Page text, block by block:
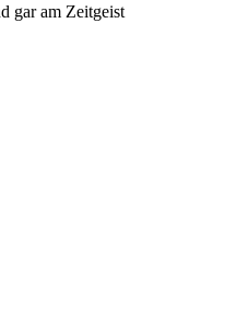
gar am Zeitgeist